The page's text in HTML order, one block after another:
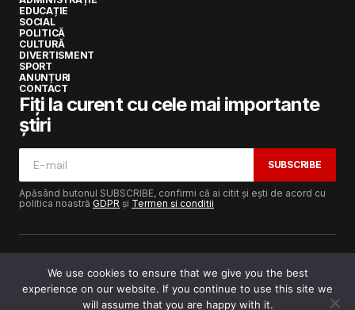
EDUCAȚIE
SOCIAL
POLITICĂ
CULTURĂ
DIVERTISMENT
SPORT
ANUNȚURI
CONTACT
Fiți la curent cu cele mai importante
știri
SUBSCRIBE
Apăsând butonul SUBSCRIBE, confirmi că ai citit și ești de acord cu
politica noastră GDPR și Termen și condiții
Copyright © 2017-2025Lugojeanul.ro· Toate drepturile
rezervate · Dezvoltat dePower Media FX
We use cookies to ensure that we give you the best
experience on our website. If you continue to use this site we
will assume that you are happy with it.